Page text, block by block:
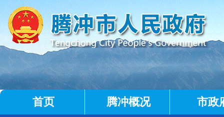
首页 腾冲概况 市政